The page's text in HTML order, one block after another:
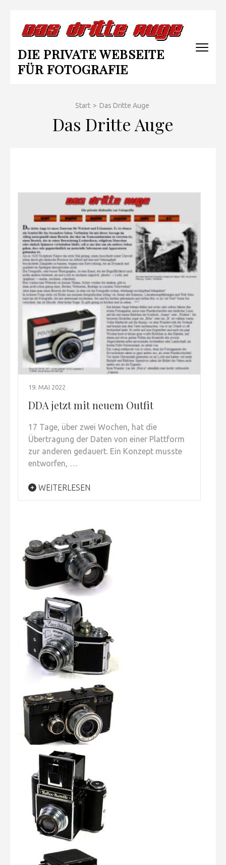
Inhalt
springen
(Enter
drücken)
DIE PRIVATE WEBSEITE
FÜR FOTOGRAFIE
Start > Das Dritte Auge
Das Dritte Auge
19. MAI 2022
DDA jetzt mit neuem Outfit
17 Tage, über zwei Wochen, hat die
Übertragung der Daten von einer Plattform
zur anderen gedauert. Ein Konzept musste
entworfen, …
WEITERLESEN